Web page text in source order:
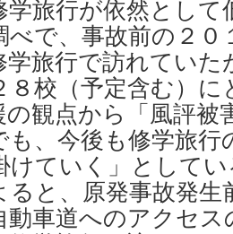
学旅行が依然として
べで、事故前の２０
学旅行で訪れていた
８校（予定含む）
の観点から「風評被
も、今後も修学旅行
けていく」として
ると、原発事故発生
動車道へのアクセ